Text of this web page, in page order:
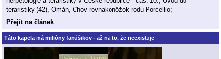
teraristiky (42), Omán, Chov rovnakonôžok rodu Porcellio;
Přejít na článek
Táto kapela má milióny fanúšikov - až na to, že neexistuje